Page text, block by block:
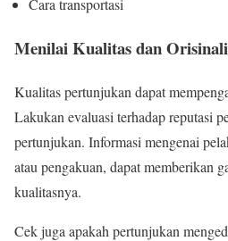
Cara transportasi
Menilai Kualitas dan
Kualitas pertunjukan dapat
Lakukan evaluasi terhadap reputasi
pertunjukan. Informasi mengenai
atau pengakuan, dapat memberikan
kualitasnya.
Cek juga apakah pertunjukan